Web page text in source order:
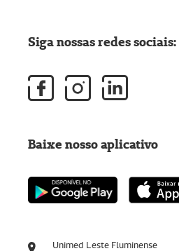
Unimed Leste Fluminense
Siga nossas redes sociais:
Baixe nosso aplicativo